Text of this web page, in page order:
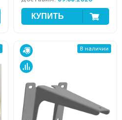
В наличии